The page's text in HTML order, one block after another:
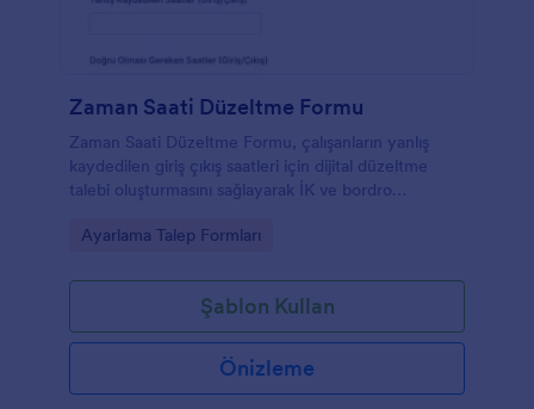
Zaman Saati Düzeltme Formu
Zaman Saati Düzeltme Formu, çalışanların yanlış
kaydedilen giriş çıkış saatleri için dijital düzeltme
talebi oluşturmasını sağlayarak İK ve bordro
yönetmesine yardımcı olur.
Go to Category:
Ayarlama Talep Formları
Şablon Kullan
Önizleme